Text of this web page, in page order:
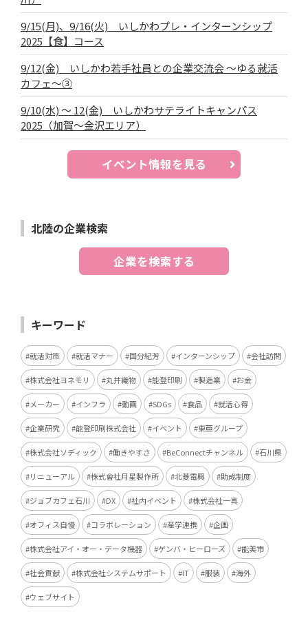
9/15(月)、9/16(火) いしかわプレ・インターンシップ
2025【食】コース
9/12(金) いしかわ若手社員との企業交流会 ～ゆる就活
カフェ～③
9/10(水) ～ 12(金) いしかわサテライトキャンパス
2025（加賀～金沢エリア）
イベント情報を見る
北陸の企業検索
企業を検索する
キーワード
就活対策 就活マナー 国分紀芳 インターンシップ 会社訪問
株式会社ヨネモリ 丸井織物 能登印刷 製造業 お金
メーカー インフラ 動画 SDGs 食品 就活心得
企業研究 能登印刷株式会社 イベント 東亜グループ
株式会社ソディック 働きやすさ BeConnectチャンネル 石川県
リニューアル 株式會社月星製作所 北菱電興 助成制度
ジョブカフェ石川 DX 社内イベント 株式会社一真
オフィス自慢 コラボレーション 産学連携 企画
株式会社アイ・オー・データ機器 ゲンバ・ヒーローズ 能美市
社会貢献 株式会社システムサポート IT 服装 海外
ウェブサイト